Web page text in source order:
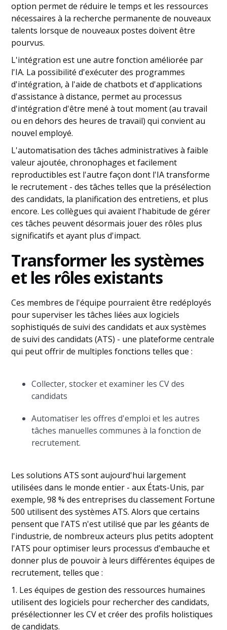
option permet de réduire le temps et les ressources
nécessaires à la recherche permanente de nouveaux
talents lorsque de nouveaux postes doivent être
pourvus.
L'intégration est une autre fonction améliorée par
l'IA. La possibilité d'exécuter des programmes
d'intégration, à l'aide de chatbots et d'applications
d'assistance à distance, permet au processus
d'intégration d'être mené à tout moment (au travail
ou en dehors des heures de travail) qui convient au
nouvel employé.
L'automatisation des tâches administratives à faible
valeur ajoutée, chronophages et facilement
reproductibles est l'autre façon dont l'IA transforme
le recrutement - des tâches telles que la présélection
des candidats, la planification des entretiens, et plus
encore. Les collègues qui avaient l'habitude de gérer
ces tâches peuvent désormais jouer des rôles plus
significatifs et ayant plus d'impact.
Transformer les systèmes
et les rôles existants
Ces membres de l'équipe pourraient être redéployés
pour superviser les tâches liées aux logiciels
sophistiqués de suivi des candidats et aux systèmes
de suivi des candidats (ATS) - une plateforme centrale
qui peut offrir de multiples fonctions telles que :
Collecter, stocker et examiner les CV des
candidats
Automatiser les offres d'emploi et les autres
tâches manuelles communes à la fonction de
recrutement.
Les solutions ATS sont aujourd'hui largement
utilisées dans le monde entier - aux États-Unis, par
exemple, 98 % des entreprises du classement Fortune
500 utilisent des systèmes ATS. Alors que certains
pensent que l'ATS n'est utilisé que par les géants de
l'industrie, de nombreux acteurs plus petits adoptent
l'ATS pour optimiser leurs processus d'embauche et
donner plus de pouvoir à leurs différentes équipes de
recrutement, telles que :
1. Les équipes de gestion des ressources humaines
utilisent des logiciels pour rechercher des candidats,
présélectionner les CV et créer des profils holistiques
de candidats.